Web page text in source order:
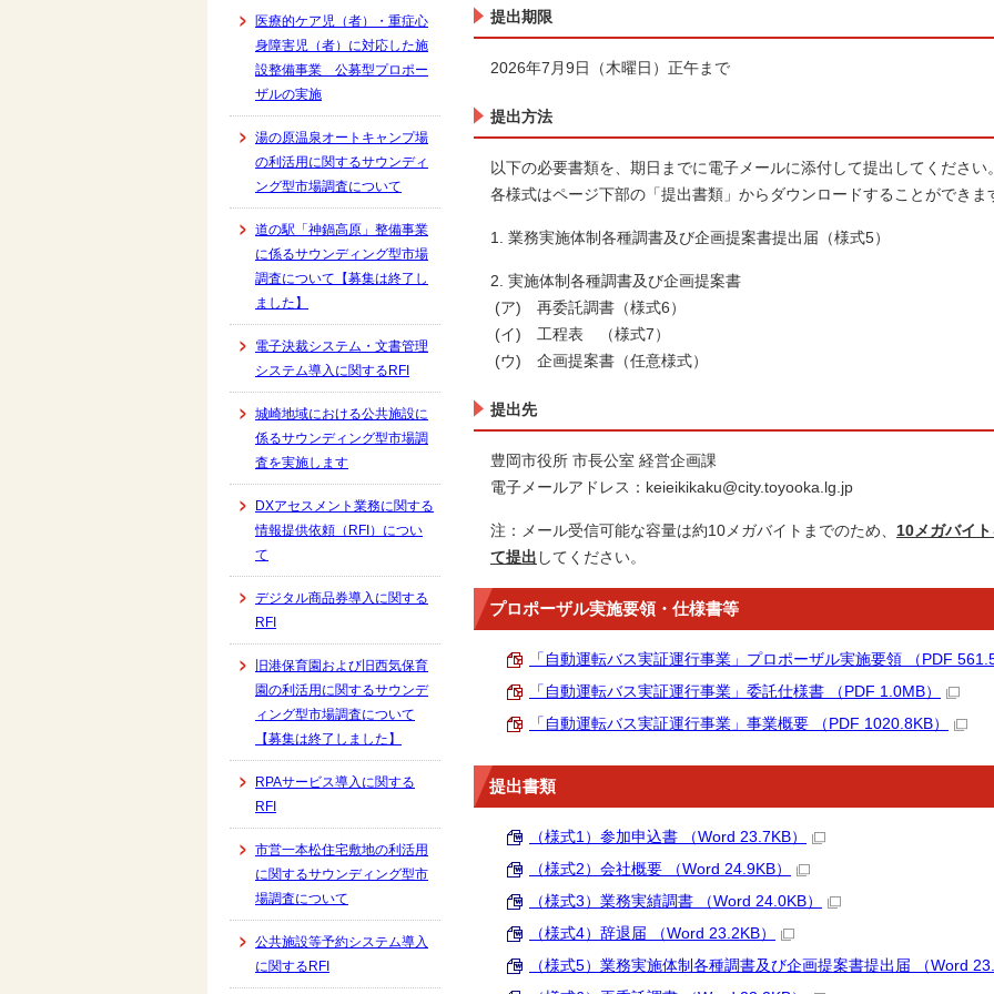
提出期限
2026年7月9日（木曜日）正午まで
提出方法
以下の必要書類を、期日までに電子メールに添付して提出してください
各様式はページ下部の「提出書類」からダウンロードすることができま
1. 業務実施体制各種調書及び企画提案書提出届（様式5）
2. 実施体制各種調書及び企画提案書
(ア) 再委託調書（様式6）
(イ) 工程表 （様式7）
(ウ) 企画提案書（任意様式）
提出先
豊岡市役所 市長公室 経営企画課
電子メールアドレス：keieikikaku@city.toyooka.lg.jp
注：メール受信可能な容量は約10メガバイトまでのため、 10メガバイ
て提出 してください。
プロポーザル実施要領・仕様書等
「自動運転バス実証運行事業」プロポーザル実施要領 （PDF
「自動運転バス実証運行事業」委託仕様書 （PDF 1.0MB）
「自動運転バス実証運行事業」事業概要 （PDF 1020.8KB）
提出書類
（様式1）参加申込書 （Word 23.7KB）
（様式2）会社概要 （Word 24.9KB）
（様式3）業務実績調書 （Word 24.0KB）
（様式4）辞退届 （Word 23.2KB）
（様式5）業務実施体制各種調書及び企画提案書提出届 （Word
医療的ケア児（者）・重症心
身障害児（者）に対応した施
設整備事業 公募型プロポー
ザルの実施
湯の原温泉オートキャンプ場
の利活用に関するサウンディ
ング型市場調査について
道の駅「神鍋高原」整備事業
に係るサウンディング型市場
調査について【募集は終了し
ました】
電子決裁システム・文書管理
システム導入に関するRFI
城崎地域における公共施設に
係るサウンディング型市場調
査を実施します
DXアセスメント業務に関する
情報提供依頼（RFI）につい
て
デジタル商品券導入に関する
RFI
旧港保育園および旧西気保育
園の利活用に関するサウンデ
ィング型市場調査について
【募集は終了しました】
RPAサービス導入に関する
RFI
市営一本松住宅敷地の利活用
に関するサウンディング型市
場調査について
公共施設等予約システム導入
に関するRFI